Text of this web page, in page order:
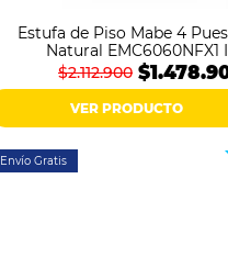
Estufa de Piso Mabe 4
Natural EMC6060NFX1
$2.112.900
VER PRODUCTO
Envío Gratis